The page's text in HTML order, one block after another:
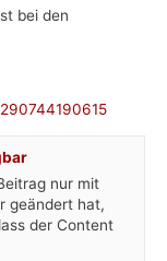
bei den
nur mit
geändert hat,
der Content